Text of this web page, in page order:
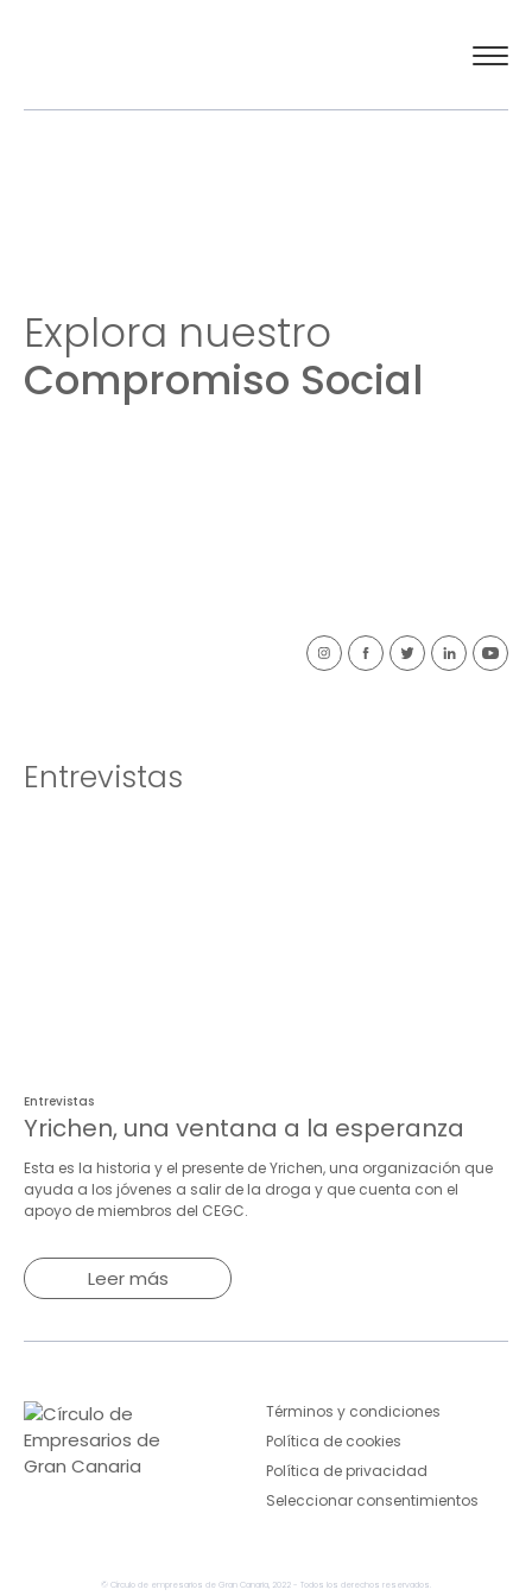
Compromiso social
Contacto
Explora nuestro
Compromiso Social
Entrevistas
Entrevistas
Yrichen, una ventana a la esperanza
Esta es la historia y el presente de Yrichen, una organización que
ayuda a los jóvenes a salir de la droga y que cuenta con el
apoyo de miembros del CEGC.
Leer más
Términos y condiciones
Política de cookies
Política de privacidad
Seleccionar consentimientos
© Círculo de empresarios de Gran Canaria, 2022 - Todos los derechos reservados.